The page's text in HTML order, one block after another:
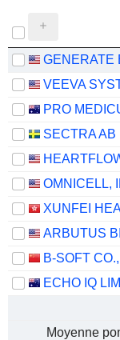
VEEVA
PRO
SECTRA AB
OMNICELL,
B-SOFT
ECHO IQ
Moyenne